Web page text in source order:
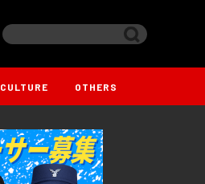
CULTURE OTHERS